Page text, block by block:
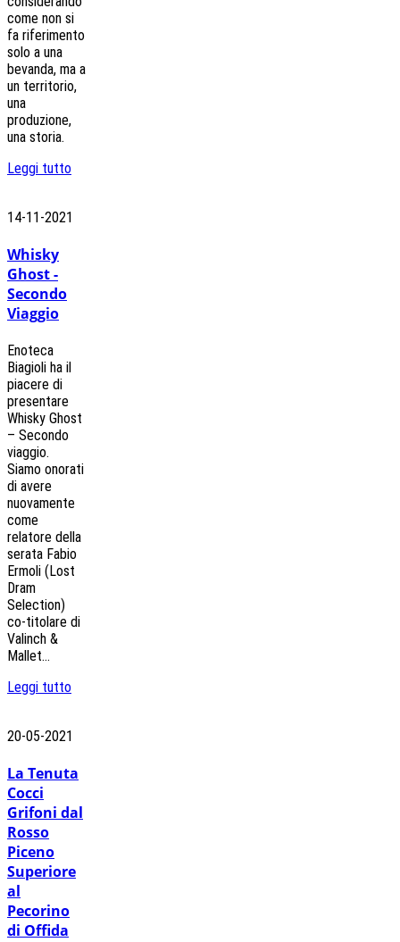
come non si
fa riferimento
solo a una
bevanda, ma a
un territorio,
una
produzione,
una storia.
Leggi tutto
14-11-2021
Whisky
Ghost -
Secondo
Viaggio
Enoteca
Biagioli ha il
piacere di
presentare
Whisky Ghost
– Secondo
viaggio.
Siamo onorati
di avere
nuovamente
come
relatore della
serata Fabio
Ermoli (Lost
Dram
Selection)
co-titolare di
Valinch &
Mallet...
Leggi tutto
20-05-2021
La Tenuta
Cocci
Grifoni dal
Rosso
Piceno
Superiore
al
Pecorino
di Offida